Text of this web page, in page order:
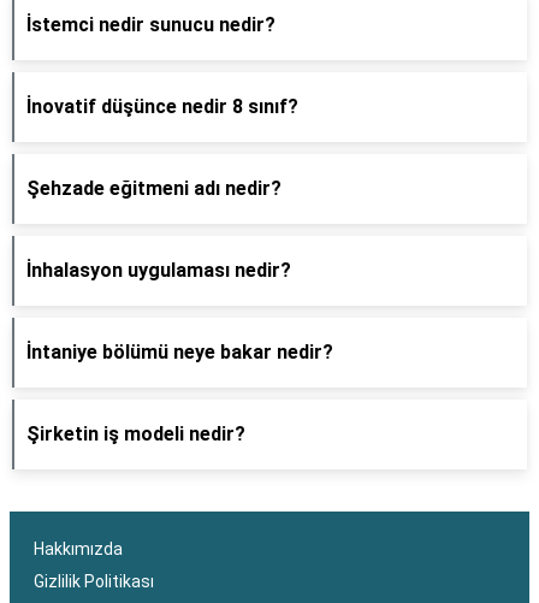
İstemci nedir sunucu nedir?
İnovatif düşünce nedir 8 sınıf?
Şehzade eğitmeni adı nedir?
İnhalasyon uygulaması nedir?
İntaniye bölümü neye bakar nedir?
Şirketin iş modeli nedir?
Hakkımızda
Gizlilik Politikası